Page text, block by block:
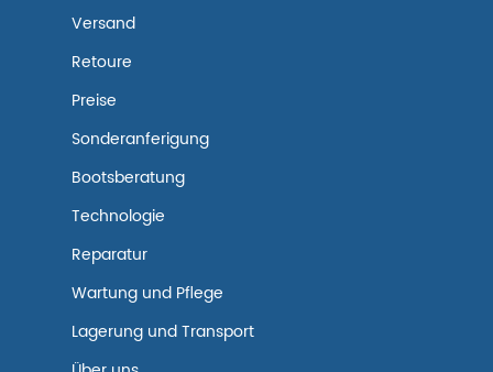
Versand
Retoure
Preise
Sonderanferigung
Bootsberatung
Technologie
Reparatur
Wartung und Pflege
Lagerung und Transport